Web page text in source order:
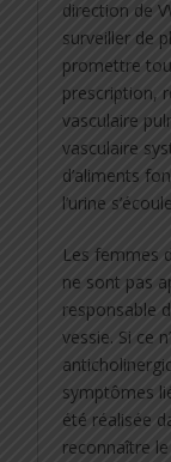
direction de
surveiller de
promettre
prescription,
vasculaire
vasculaire
d’aliments
l’urine
Les femmes
ne sont pas
responsable
vessie. Si ce
symptômes
été réalisée
reconnaître